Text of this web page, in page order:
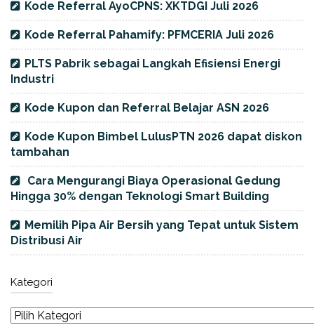
Kode Referral AyoCPNS: XKTDGI Juli 2026
Kode Referral Pahamify: PFMCERIA Juli 2026
PLTS Pabrik sebagai Langkah Efisiensi Energi
Industri
Kode Kupon dan Referral Belajar ASN 2026
Kode Kupon Bimbel LulusPTN 2026 dapat diskon
tambahan
Cara Mengurangi Biaya Operasional Gedung
Hingga 30% dengan Teknologi Smart Building
Memilih Pipa Air Bersih yang Tepat untuk Sistem
Distribusi Air
Kategori